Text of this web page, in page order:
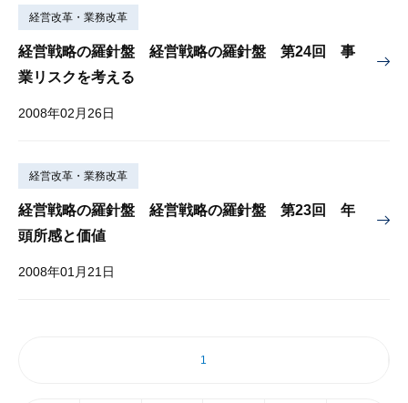
経営改革・業務改革
経営戦略の羅針盤 経営戦略の羅針盤 第24回 事
業リスクを考える
2008年02月26日
経営改革・業務改革
経営戦略の羅針盤 経営戦略の羅針盤 第23回 年
頭所感と価値
2008年01月21日
1